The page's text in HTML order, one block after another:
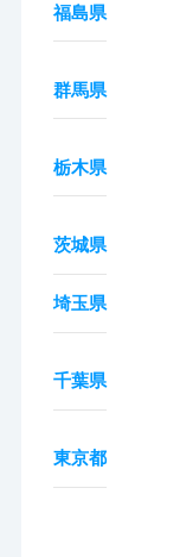
福島県
群馬県
栃木県
茨城県
埼玉県
千葉県
東京都